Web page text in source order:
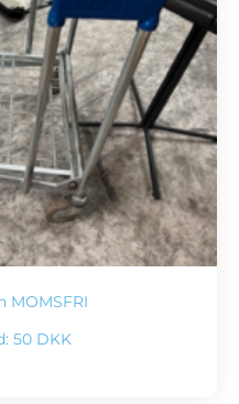
MOMSFRI
50 DKK